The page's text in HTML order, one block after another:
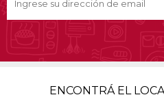
ENCONTRÁ EL